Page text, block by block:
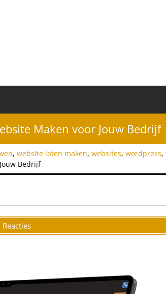
Maken voor Jouw Bedrijf
, website laten maken, websites, wordpress,
Bedrijf
Reacties